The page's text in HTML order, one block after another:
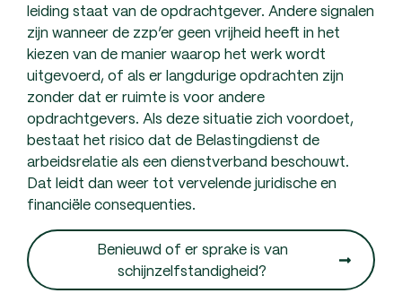
leiding staat van de opdrachtgever. Andere signalen
zijn wanneer de zzp’er geen vrijheid heeft in het
kiezen van de manier waarop het werk wordt
uitgevoerd, of als er langdurige opdrachten zijn
zonder dat er ruimte is voor andere
opdrachtgevers. Als deze situatie zich voordoet,
bestaat het risico dat de Belastingdienst de
arbeidsrelatie als een dienstverband beschouwt.
Dat leidt dan weer tot vervelende juridische en
financiële consequenties.
Benieuwd of er sprake is van
schijnzelfstandigheid?